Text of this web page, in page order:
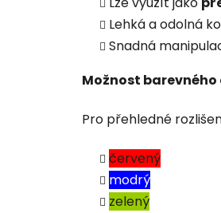
Lehká a odolná
Snadná
Možnost
Pro přehledné
červený
modrý
zelený